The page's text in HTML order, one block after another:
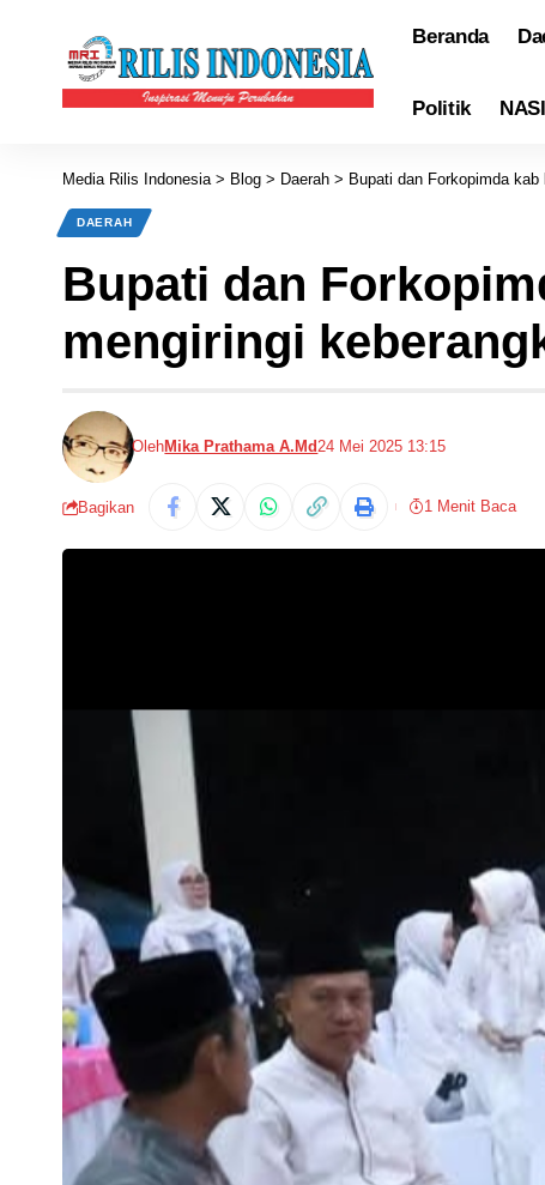
Beranda
Politik
Media Rilis Indonesia> Blog > Daerah > Bupati dan Forkopimda
DAERAH
Bupati dan
mengiringi
OlehMika Prathama A.Md24 Mei 2025 13:15
Bagikan 1 Menit Baca